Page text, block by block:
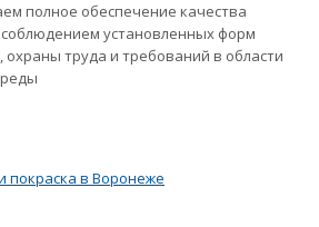
полное обеспечение качества
установленных форм
охраны труда и требований в области
покраска в Воронеже